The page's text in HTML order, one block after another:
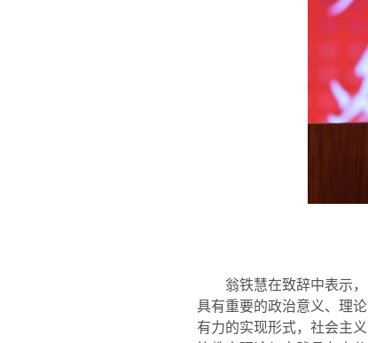
翁铁慧在致辞中表示
具有重要的政治意义、理
有力的实现形式，社会主